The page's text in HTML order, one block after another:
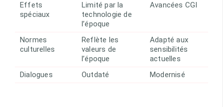
Effets
spéciaux
Limité par la
technologie de
l’époque
Avancées CGI
Normes
culturelles
Reflète les
valeurs de
l’époque
Adapté aux
sensibilités
actuelles
Dialogues
Outdaté Modernisé